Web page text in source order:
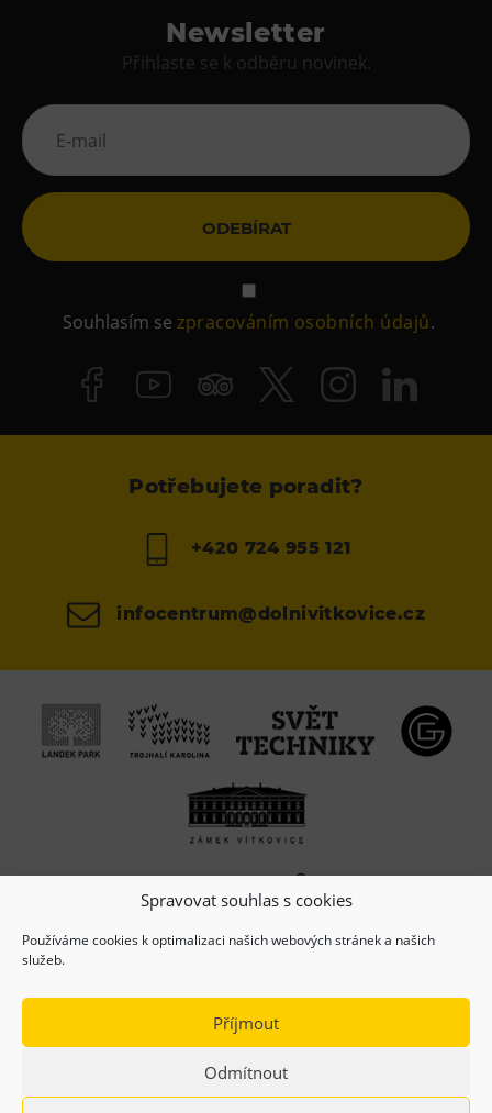
Spravovat souhlas s cookies
Používáme cookies k optimalizaci našich webových stránek a našich
služeb.
Příjmout
Odmítnout
Newsletter
Přihlaste se k odběru novinek.
ODEBÍRAT
Souhlasím sezpracováním osobních údajů.
Potřebujete poradit?
+420 724 955 121
infocentrum@dolnivitkovice.cz
(c) Copyright 2026, Dolní oblast VÍTKOVICE, z.s.